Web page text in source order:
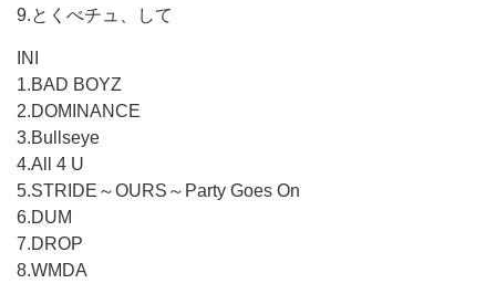
9.とくべチュ、して
INI
1.BAD BOYZ
2.DOMINANCE
3.Bullseye
4.All 4 U
5.STRIDE～OURS～Party Goes On
6.DUM
7.DROP
8.WMDA